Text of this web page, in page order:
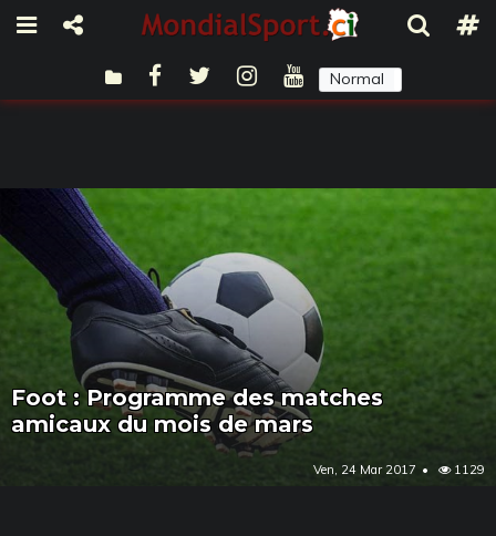
Normal
Foot : Programme des matches
amicaux du mois de mars
Ven, 24 Mar 2017 1129